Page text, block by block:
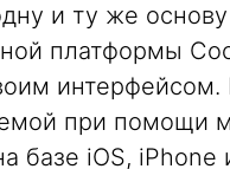
и ту же
платформы
интерфейсом.
при помощи
базе iOS, iPhone